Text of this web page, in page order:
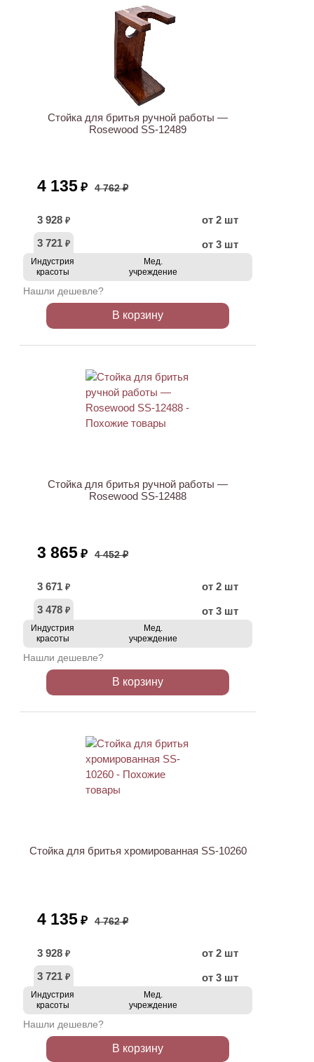
Стойка для бритья ручной работы —
Rosewood SS-12489
4 135 ₽ 4 762 ₽
3 928 ₽
от 2 шт
3 721 ₽ от 3 шт
Индустрия
красоты
Мед.
учреждение
Нашли дешевле?
В корзину
Стойка для бритья ручной работы —
Rosewood SS-12488
3 865 ₽ 4 452 ₽
3 671 ₽
от 2 шт
3 478 ₽ от 3 шт
Индустрия
красоты
Мед.
учреждение
Нашли дешевле?
В корзину
Стойка для бритья хромированная SS-10260
4 135 ₽ 4 762 ₽
3 928 ₽
от 2 шт
3 721 ₽ от 3 шт
Индустрия
красоты
Мед.
учреждение
Нашли дешевле?
В корзину